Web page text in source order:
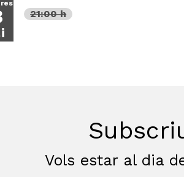
21:00 h
Vols estar al dia